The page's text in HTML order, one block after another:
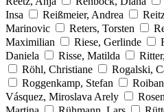
Insa
Reißmeier, Andrea
Marinovic
Reters, Torsten
Maximilian
Riese, Gerlinde
Daniela
Risse, Matilda
Röhl, Christiane
Rogalski,
Roggenkamp, Stefan
Vásquez, Miroslava Arely